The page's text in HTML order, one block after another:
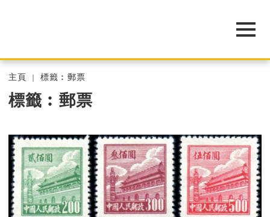
主頁 標籤︰郵票
標籤︰郵票